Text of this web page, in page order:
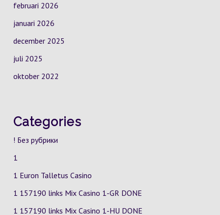
februari 2026
januari 2026
december 2025
juli 2025
oktober 2022
Categories
! Без рубрики
1
1 Euron Talletus Casino
1 157190 links Mix Casino 1-GR DONE
1 157190 links Mix Casino 1-HU DONE